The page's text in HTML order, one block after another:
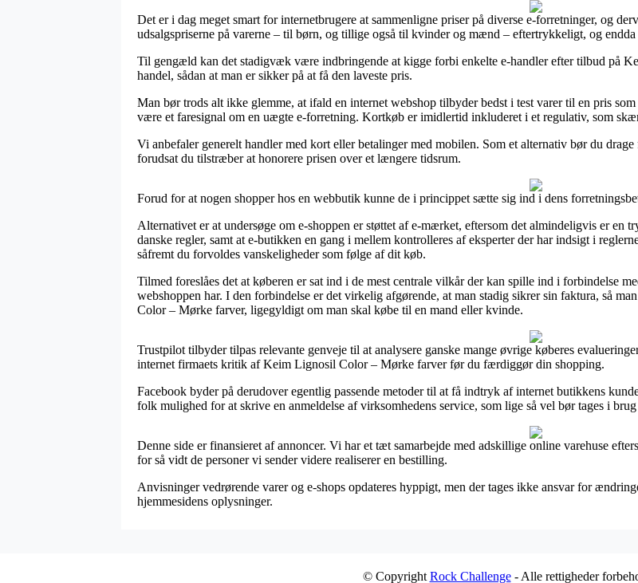
Det er i dag meget smart for internetbrugere at sammenligne priser på diverse e-forretninger, og
udsalgspriserne på varerne – til børn, og tillige også til kvinder og mænd – eftertrykkeligt, og
Til gengæld kan det stadigvæk være indbringende at kigge forbi enkelte e-handler efter tilbud på
handel, sådan at man er sikker på at få den laveste pris.
Man bør trods alt ikke glemme, at ifald en internet webshop tilbyder bedst i test varer til en pris
være et faresignal om en uægte e-forretning. Kortkøb er imidlertid inkluderet i et regulativ, som
Vi anbefaler generelt handler med kort eller betalinger med mobilen. Som et alternativ bør du
forudsat du tilstræber at honorere prisen over et længere tidsrum.
Forud for at nogen shopper hos en webbutik kunne de i princippet sætte sig ind i dens
Alternativet er at undersøge om e-shoppen er støttet af e-mærket, eftersom det almindeligvis er
danske regler, samt at e-butikken en gang i mellem kontrolleres af eksperter der har indsigt i
såfremt du forvoldes vanskeligheder som følge af dit køb.
Tilmed foreslåes det at køberen er sat ind i de mest centrale vilkår der kan spille ind i forbindelse
webshoppen har. I den forbindelse er det virkelig afgørende, at man stadig sikrer sin faktura, så
Color – Mørke farver, ligegyldigt om man skal købe til en mand eller kvinde.
Trustpilot tilbyder tilpas relevante genveje til at analysere ganske mange øvrige køberes
internet firmaets kritik af Keim Lignosil Color – Mørke farver før du færdiggør din shopping.
Facebook byder på derudover egentlig passende metoder til at få indtryk af internet butikkens
folk mulighed for at skrive en anmeldelse af virksomhedens service, som lige så vel bør tages i
Denne side er finansieret af annoncer. Vi har et tæt samarbejde med adskillige online varehuse
for så vidt de personer vi sender videre realiserer en bestilling.
Anvisninger vedrørende varer og e-shops opdateres hyppigt, men der tages ikke ansvar for
hjemmesidens oplysninger.
© Copyright Rock Challenge- Alle rettigheder